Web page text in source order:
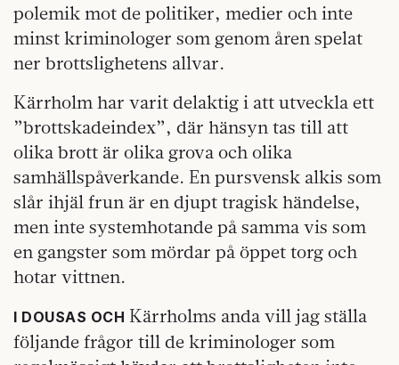
polemik mot de politiker, medier och inte
minst kriminologer som genom åren spelat
ner brottslighetens allvar.
Kärrholm har varit delaktig i att utveckla ett
”brottskadeindex”, där hänsyn tas till att
olika brott är olika grova och olika
samhällspåverkande. En pursvensk alkis som
slår ihjäl frun är en djupt tragisk händelse,
men inte systemhotande på samma vis som
en gangster som mördar på öppet torg och
hotar vittnen.
I DOUSAS OCH Kärrholms anda vill jag ställa
följande frågor till de kriminologer som